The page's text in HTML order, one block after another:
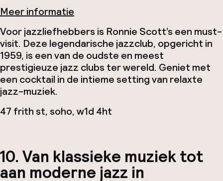
Meer informatie
Voor jazzliefhebbers is Ronnie Scott’s een must-
visit. Deze legendarische jazzclub, opgericht in
1959, is een van de oudste en meest
prestigieuze jazz clubs ter wereld. Geniet met
een cocktail in de intieme setting van relaxte
jazz-muziek.
47 frith st, soho, w1d 4ht
10. Van klassieke muziek tot
aan moderne jazz in